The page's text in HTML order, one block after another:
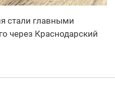
стали главными
через Краснодарский